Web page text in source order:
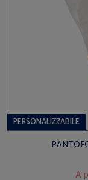
PERSONALIZZABILE
A